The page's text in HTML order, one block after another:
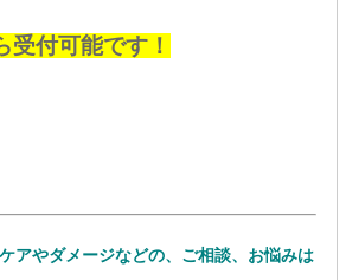
受付可能です！
アやダメージなどの、ご相談、お悩みは